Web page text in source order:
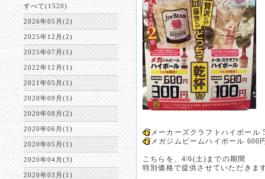
すべて(1520)
2026年05月(2)
2025年12月(2)
2025年07月(1)
2022年12月(1)
2021年05月(1)
2020年09月(1)
2020年08月(2)
2020年06月(1)
2020年05月(1)
2020年04月(3)
2020年03月(1)
メーカーズクラフトハイボー
メガジムビームハイボール 600
こちらを、4/6(土)までの期間
特別価格で提供させていただきま